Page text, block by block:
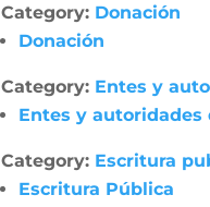
Category: Donación
Donación
Category: Entes y
Entes y autoridades
Category: Escritura
Escritura Pública